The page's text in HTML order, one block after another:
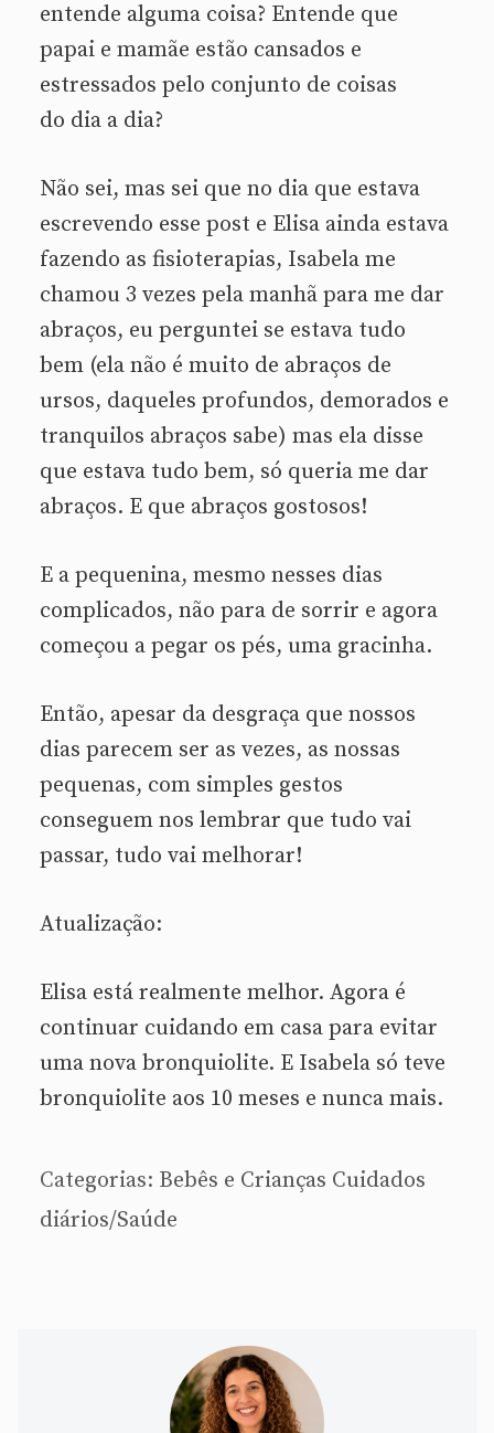
entende alguma coisa? Entende que
papai e mamãe estão cansados e
estressados pelo conjunto de coisas
do dia a dia?
Não sei, mas sei que no dia que estava
escrevendo esse post e Elisa ainda estava
fazendo as fisioterapias, Isabela me
chamou 3 vezes pela manhã para me dar
abraços, eu perguntei se estava tudo
bem (ela não é muito de abraços de
ursos, daqueles profundos, demorados e
tranquilos abraços sabe) mas ela disse
que estava tudo bem, só queria me dar
abraços. E que abraços gostosos!
E a pequenina, mesmo nesses dias
complicados, não para de sorrir e agora
começou a pegar os pés, uma gracinha.
Então, apesar da desgraça que nossos
dias parecem ser as vezes, as nossas
pequenas, com simples gestos
conseguem nos lembrar que tudo vai
passar, tudo vai melhorar!
Atualização:
Elisa está realmente melhor. Agora é
continuar cuidando em casa para evitar
uma nova bronquiolite. E Isabela só teve
bronquiolite aos 10 meses e nunca mais.
Categorias: Bebês e Crianças Cuidados
diários/Saúde